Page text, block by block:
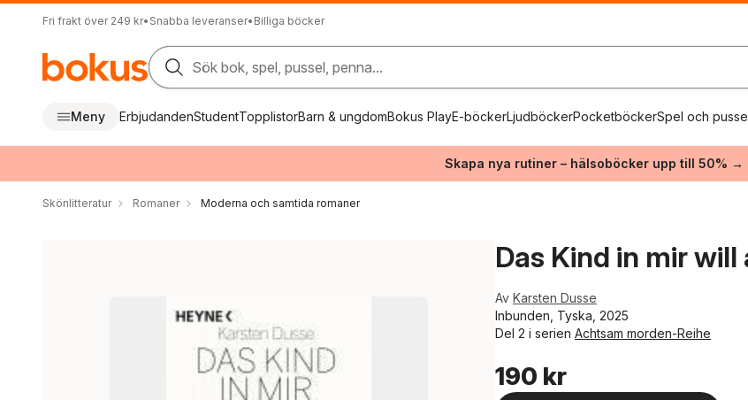
Fri frakt över 249 kr• Snabba leveranser• Billiga böcker
Sök bok, spel, pussel, penna...
Meny ErbjudandenStudentTopplistorBarn & ungdomBokus PlayE-böckerLjudböckerPocketböckerSpel och
Skapa nya rutiner – hälsoböcker upp till 50% →
Skönlitteratur Romaner Moderna och samtida romaner
Das Kind in mir
Av Karsten Dusse
Inbunden, Tyska, 2025
Del 2 i serien Achtsam morden-Reihe
190 kr